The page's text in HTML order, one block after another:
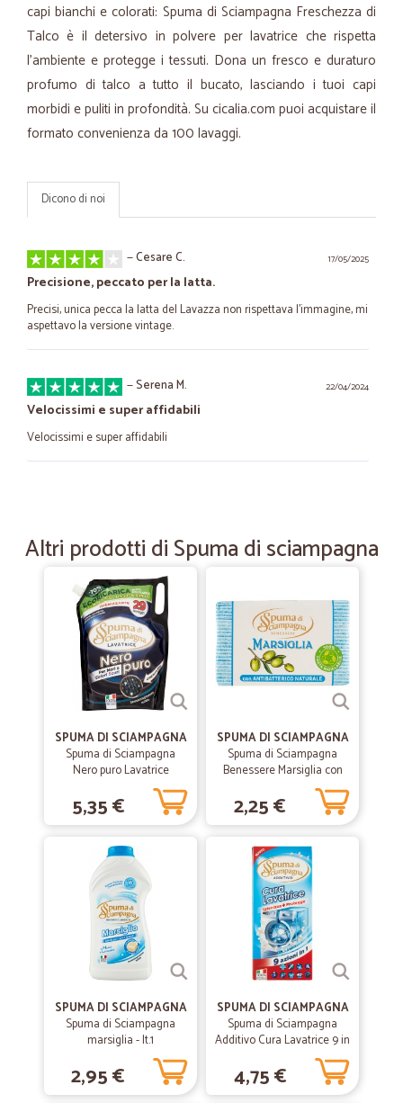
capi bianchi e colorati: Spuma di Sciampagna Freschezza di
Talco è il detersivo in polvere per lavatrice che rispetta
l’ambiente e protegge i tessuti. Dona un fresco e duraturo
profumo di talco a tutto il bucato, lasciando i tuoi capi
morbidi e puliti in profondità. Su cicalia.com puoi acquistare il
formato convenienza da 100 lavaggi.
Dicono di noi
17/05/2025
—Cesare C.
Precisione, peccato per la latta.
Precisi, unica pecca la latta del Lavazza non rispettava l'immagine, mi
aspettavo la versione vintage.
22/04/2024
—Serena M.
Velocissimi e super affidabili
Velocissimi e super affidabili
Ottima scelta di prodotti, e servizio di consegna rapido, grazie
03/05/2023
—Alba V.
Soddisfatta!
Prodotti di marca e spedizione veloce.
08/10/2020
Francesca S.
Ottimo sedano rapa e consegna…
Ottimo sedano rapa e consegna refrigerata e puntuale
—Carmen R.
Velocità nelle consegne
Velocità nelle consegne
12/05/2019
—Giuliana T.
Ottimo Prodotto: soddisfatta di tutto. Lo ricomprerò
Altri prodotti di Spuma di sciampagna
SPUMA DI SCIAMPAGNA
Spuma di Sciampagna
Nero puro Lavatrice
Igienizzante Ecoricarica
1305 mll
5,35 €
SPUMA DI SCIAMPAGNA
Spuma di Sciampagna
Benessere Marsiglia con
Antibatterico Naturale 125
g
2,25 €
SPUMA DI SCIAMPAGNA
Spuma di Sciampagna
marsiglia - lt.1
2,95 €
SPUMA DI SCIAMPAGNA
Spuma di Sciampagna
Additivo Cura Lavatrice 9 in
4,75 €